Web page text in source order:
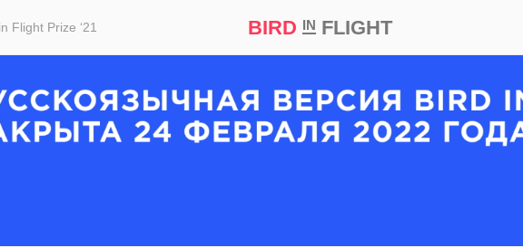
Flight Prize ‘21 BIRD INFLIGHT